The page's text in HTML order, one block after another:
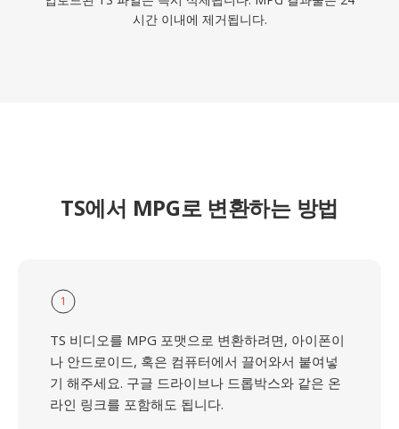
시간 이내에 제거됩니다.
TS에서 MPG로 변환하는 방법
1
TS 비디오를 MPG 포맷으로 변환하려면, 아이폰이
나 안드로이드, 혹은 컴퓨터에서 끌어와서 붙여넣
기 해주세요. 구글 드라이브나 드롭박스와 같은 온
라인 링크를 포함해도 됩니다.